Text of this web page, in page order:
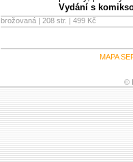
Vydání s
brožovaná | 208 str. | 499 Kč
MAPA
©